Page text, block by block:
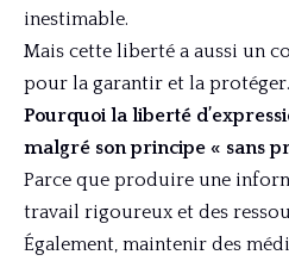
inestimable.
Mais cette liberté a aussi un
pour la garantir et la protéger.
Pourquoi la liberté
malgré son principe « sans
Parce que produire une
travail rigoureux et des
Également, maintenir des